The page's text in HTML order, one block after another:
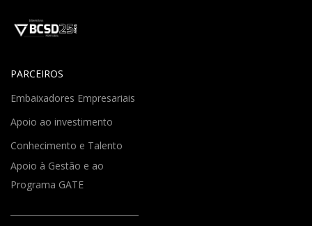
PARCEIROS
Embaixadores Empresariais
Apoio ao investimento
Conhecimento e Talento
Apoio à Gestão e ao
Programa GATE